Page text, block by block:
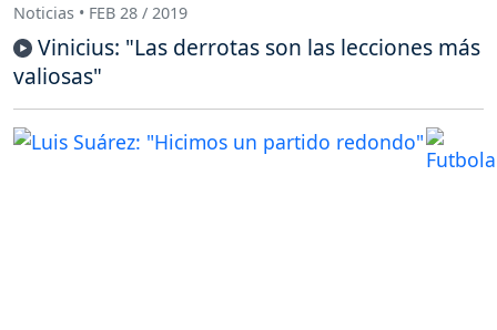
Noticias • FEB 28 / 2019
Vinicius: "Las derrotas son las lecciones más
valiosas"